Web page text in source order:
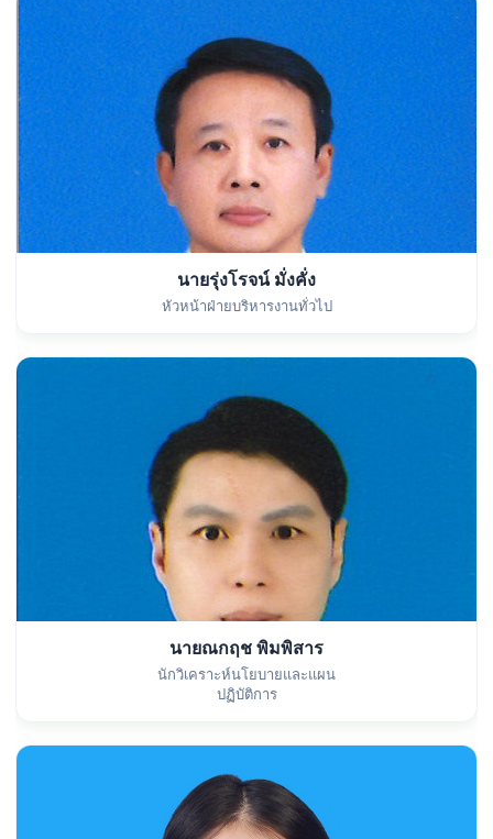
นายรุ่งโรจน์ มั่งคั่ง
หัวหน้าฝ่ายบริหารงานทั่วไป
นายณกฤช พิมพิสาร
นักวิเคราะห์นโยบายและแผน
ปฏิบัติการ